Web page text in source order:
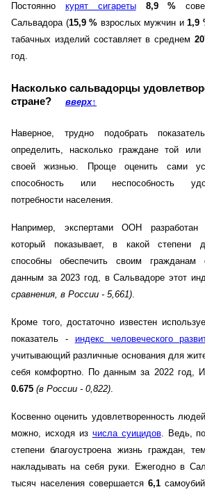
Постоянно курят сигареты 8,9 %
Сальвадора (15,9 % взрослых мужчин и1,9
табачных изделий составляет в среднем
год.
Насколько сальвадорцы
стране? вверх↑
Наверное, трудно подобрать
определить, насколько граждане той
своей жизнью. Проще оценить сами
способность или неспособность
потребности населения.
Например, экспертами ООН
который показывает, в какой степени
способны обеспечить своим
данным за 2023 год, в Сальвадоре этот
сравнения, в России - 5,661).
Кроме того, достаточно известен
показатель - индекс человеческого
учитывающий различные основания для
себя комфортно. По данным за 2022 год,
0.675 (в России - 0,822).
Косвенно оценить удовлетворенность
можно, исходя из числа суицидов. Ведь,
степени благоустроена жизнь граждан,
накладывать на себя руки. Ежегодно в
тысяч населения совершается 6,1